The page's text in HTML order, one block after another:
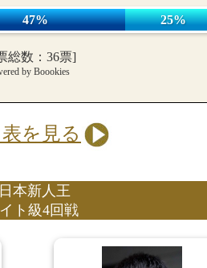
47% 25%
総数：36票]
by Boookies
を見る
本新人王
ト級4回戦